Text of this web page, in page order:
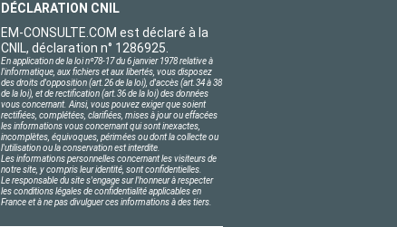
DÉCLARATION CNIL
EM-CONSULTE.COM est déclaré à la
CNIL, déclaration n° 1286925.
En application de la loi nº78-17 du 6 janvier 1978 relative à
l'informatique, aux fichiers et aux libertés, vous disposez
des droits d'opposition (art.26 de la loi), d'accès (art.34 à 38
de la loi), et de rectification (art.36 de la loi) des données
vous concernant. Ainsi, vous pouvez exiger que soient
rectifiées, complétées, clarifiées, mises à jour ou effacées
les informations vous concernant qui sont inexactes,
incomplètes, équivoques, périmées ou dont la collecte ou
l'utilisation ou la conservation est interdite.
Les informations personnelles concernant les visiteurs de
notre site, y compris leur identité, sont confidentielles.
Le responsable du site s'engage sur l'honneur à respecter
les conditions légales de confidentialité applicables en
France et à ne pas divulguer ces informations à des tiers.